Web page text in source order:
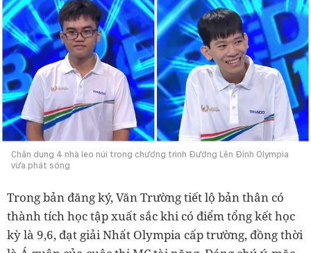
Chân dung 4 nhà leo núi trong chương trình Đường Lên Đỉnh Olympia
vừa phát sóng
Trong bản đăng ký, Văn Trường tiết lộ bản thân có
thành tích học tập xuất sắc khi có điểm tổng kết học
kỳ là 9,6, đạt giải Nhất Olympia cấp trường, đồng thời